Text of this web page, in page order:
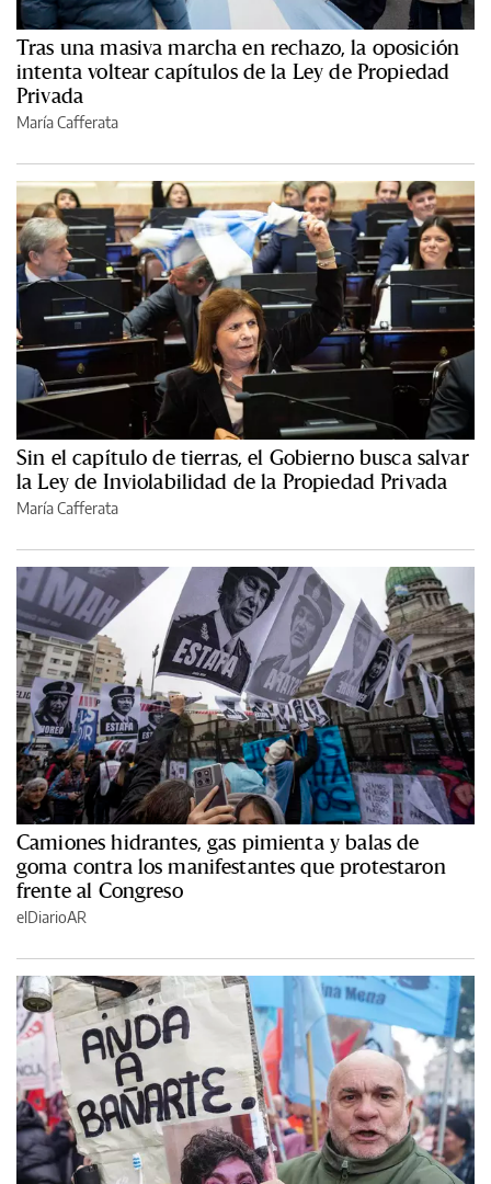
Tras una masiva marcha en rechazo, la oposición
intenta voltear capítulos de la Ley de Propiedad
Privada
María Cafferata
Sin el capítulo de tierras, el Gobierno busca salvar
la Ley de Inviolabilidad de la Propiedad Privada
María Cafferata
Camiones hidrantes, gas pimienta y balas de
goma contra los manifestantes que protestaron
frente al Congreso
elDiarioAR